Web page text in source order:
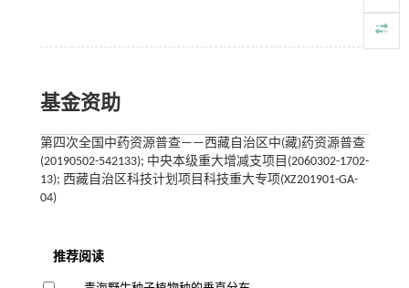
基金资助
第四次全国中药资源普查——西藏自治区中(藏)药资源普查
(20190502-542133); 中央本级重大增减支项目(2060302-1702-
13); 西藏自治区科技计划项目科技重大专项(XZ201901-GA-
04)